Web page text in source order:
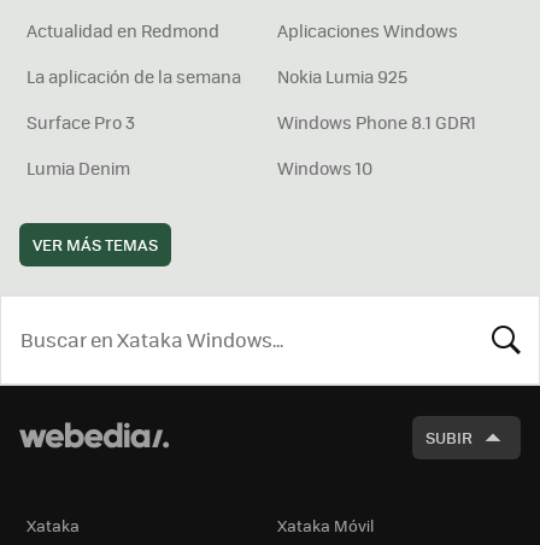
Actualidad en Redmond
Aplicaciones Windows
La aplicación de la semana
Nokia Lumia 925
Surface Pro 3
Windows Phone 8.1 GDR1
Lumia Denim
Windows 10
VER MÁS TEMAS
SUBIR
Xataka Xataka Móvil